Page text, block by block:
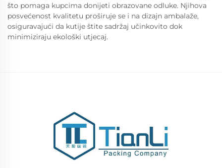
što pomaga kupcima donijeti obrazovane odluke. Njihova
posvećenost kvalitetu proširuje se i na dizajn ambalaže,
osiguravajući da kutije štite sadržaj učinkovito dok
minimiziraju ekološki utjecaj.